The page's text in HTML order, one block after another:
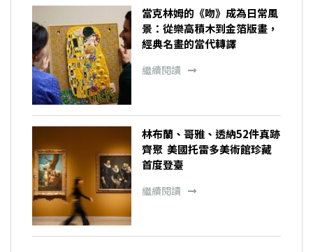
當克林姆的《吻》成為日常風
景：從樂高積木到金箔版畫，
經典名畫的當代轉譯
繼續閱讀
林布蘭、哥雅、透納52件真跡
齊聚 美國托雷多美術館珍藏
首度登臺
繼續閱讀